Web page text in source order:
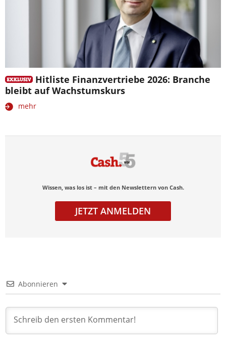
Hitliste Finanzvertriebe 2026: Branche
bleibt auf Wachstumskurs
mehr
Wissen, was los ist – mit den Newslettern von Cash.
JETZT ANMELDEN
Abonnieren